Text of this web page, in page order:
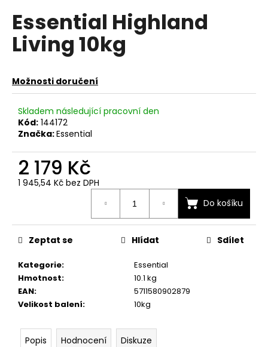
produktu
je
0,0
Essential Highland
Living 10kg
Možnosti doručení
Skladem následující pracovní den
Kód: 144172
Značka:Essential
2 179 Kč
1 945,54 Kč bez DPH
Do košíku
Kategorie:
Essential
Hmotnost:
10.1 kg
EAN:
5711580902879
Velikost balení: 10kg
Zeptat se Hlídat Sdílet
Popis Hodnocení Diskuze
a
j
í
?
D
o
č
u
e